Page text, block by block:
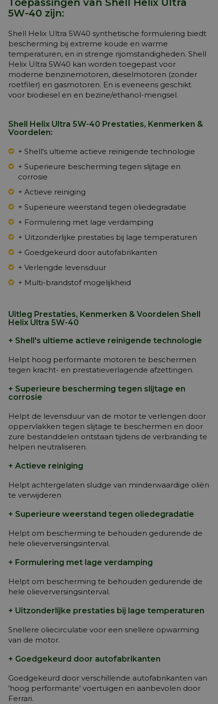
Toepassingen van Shell Helix Ultra
5W-40 zijn:
Shell Helix Ultra 5W40 synthetische formulering biedt
bescherming bij extreme koude en warme
temperaturen, en in strenge rijomstandigheden. Shell
Helix Ultra 5W40 kan worden toegepast voor
moderne benzinemotoren, dieselmotoren (zonder
roetfiler) en gasmotoren. En is eveneens geschikt
voor biodiesel en en bezine/ethanol-mengsel.
Shell Helix Ultra 5W-40 Prestaties, Kenmerken &
Voordelen:
+ Shell's ultieme actieve reinigende technologie
+ Superieure bescherming tegen slijtage en
corrosie
+ Actieve reiniging
+ Superieure weerstand tegen oliedegradatie
+ Formulering met lage verdamping
+ Uitzonderlijke prestaties bij lage temperaturen
+ Goedgekeurd door autofabrikanten
+ Verlengde levensduur
+ Multi-brandstof mogelijkheid
Uitleg Prestaties, Kenmerken & Voordelen Shell
Helix Ultra 5W-40
+ Shell's ultieme actieve reinigende technologie
Helpt hoog performante motoren te beschermen
tegen kracht- en prestatieverlagende afzettingen.
+ Superieure bescherming tegen slijtage en
corrosie
Helpt de levensduur van de motor te verlengen door
oppervlakken tegen slijtage te beschermen en door
zure bestanddelen ontstaan tijdens de verbranding te
helpen neutraliseren.
+ Actieve reiniging
Helpt achtergelaten sludge van minderwaardige oliën
te verwijderen
+ Superieure weerstand tegen oliedegradatie
Helpt om bescherming te behouden gedurende de
hele olieverversingsinterval.
+ Formulering met lage verdamping
Helpt om bescherming te behouden gedurende de
hele olieverversingsinterval.
+ Uitzonderlijke prestaties bij lage temperaturen
Snellere oliecirculatie voor een snellere opwarming
van de motor.
+ Goedgekeurd door autofabrikanten
Goedgekeurd door verschillende autofabrikanten van
'hoog performante' voertuigen en aanbevolen door
Ferrari.